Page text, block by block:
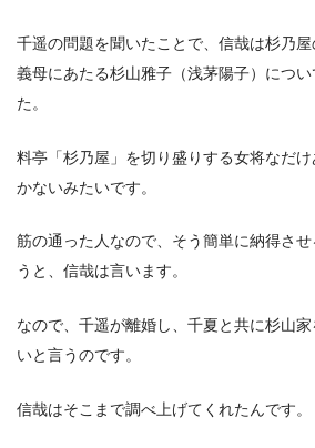
千遥の問題を聞いたことで、信哉は杉乃
義母にあたる杉山雅子（浅茅陽子）につ
た。
料亭「杉乃屋」を切り盛りする女将なだ
かないみたいです。
筋の通った人なので、そう簡単に納得さ
うと、信哉は言います。
なので、千遥が離婚し、千夏と共に杉山
いと言うのです。
信哉はそこまで調べ上げてくれたんです。